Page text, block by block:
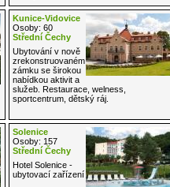
Kunice-Vidovice
Osoby: 60
Střední Čechy
Ubytování v nově
zrekonstruovaném
zámku se širokou
nabídkou aktivit a
služeb. Restaurace, welness,
sportcentrum, dětský ráj.
Solenice
Osoby: 157
Střední Čechy
Hotel Solenice -
ubytovací zařízení